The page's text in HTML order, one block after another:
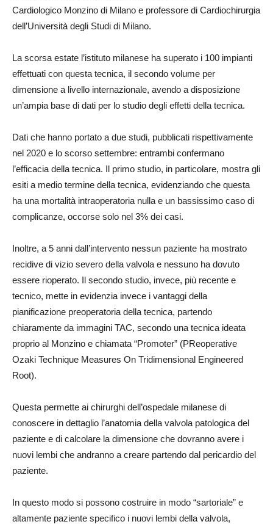
Cardiologico Monzino di Milano e professore di Cardiochirurgia
dell’Università degli Studi di Milano.
La scorsa estate l’istituto milanese ha superato i 100 impianti
effettuati con questa tecnica, il secondo volume per
dimensione a livello internazionale, avendo a disposizione
un’ampia base di dati per lo studio degli effetti della tecnica.
Dati che hanno portato a due studi, pubblicati rispettivamente
nel 2020 e lo scorso settembre: entrambi confermano
l’efficacia della tecnica. Il primo studio, in particolare, mostra gli
esiti a medio termine della tecnica, evidenziando che questa
ha una mortalità intraoperatoria nulla e un bassissimo caso di
complicanze, occorse solo nel 3% dei casi.
Inoltre, a 5 anni dall’intervento nessun paziente ha mostrato
recidive di vizio severo della valvola e nessuno ha dovuto
essere rioperato. Il secondo studio, invece, più recente e
tecnico, mette in evidenzia invece i vantaggi della
pianificazione preoperatoria della tecnica, partendo
chiaramente da immagini TAC, secondo una tecnica ideata
proprio al Monzino e chiamata “Promoter” (PReoperative
Ozaki Technique Measures On Tridimensional Engineered
Root).
Questa permette ai chirurghi dell’ospedale milanese di
conoscere in dettaglio l’anatomia della valvola patologica del
paziente e di calcolare la dimensione che dovranno avere i
nuovi lembi che andranno a creare partendo dal pericardio del
paziente.
In questo modo si possono costruire in modo “sartoriale” e
altamente paziente specifico i nuovi lembi della valvola,